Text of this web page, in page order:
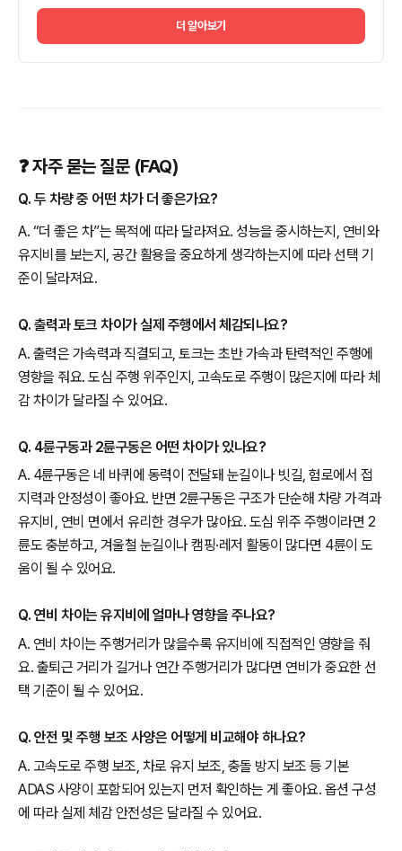
더 알아보기
❓ 자주 묻는 질문 (FAQ)
Q. 두 차량 중 어떤 차가 더 좋은가요?
A. “더 좋은 차”는 목적에 따라 달라져요. 성능을 중시하는지, 연비와
유지비를 보는지, 공간 활용을 중요하게 생각하는지에 따라 선택 기
준이 달라져요.
Q. 출력과 토크 차이가 실제 주행에서 체감되나요?
A. 출력은 가속력과 직결되고, 토크는 초반 가속과 탄력적인 주행에
영향을 줘요. 도심 주행 위주인지, 고속도로 주행이 많은지에 따라 체
감 차이가 달라질 수 있어요.
Q. 4륜구동과 2륜구동은 어떤 차이가 있나요?
A. 4륜구동은 네 바퀴에 동력이 전달돼 눈길이나 빗길, 험로에서 접
지력과 안정성이 좋아요. 반면 2륜구동은 구조가 단순해 차량 가격과
유지비, 연비 면에서 유리한 경우가 많아요. 도심 위주 주행이라면 2
륜도 충분하고, 겨울철 눈길이나 캠핑·레저 활동이 많다면 4륜이 도
움이 될 수 있어요.
Q. 연비 차이는 유지비에 얼마나 영향을 주나요?
A. 연비 차이는 주행거리가 많을수록 유지비에 직접적인 영향을 줘
요. 출퇴근 거리가 길거나 연간 주행거리가 많다면 연비가 중요한 선
택 기준이 될 수 있어요.
Q. 안전 및 주행 보조 사양은 어떻게 비교해야 하나요?
A. 고속도로 주행 보조, 차로 유지 보조, 충돌 방지 보조 등 기본
ADAS 사양이 포함되어 있는지 먼저 확인하는 게 좋아요. 옵션 구성
에 따라 실제 체감 안전성은 달라질 수 있어요.